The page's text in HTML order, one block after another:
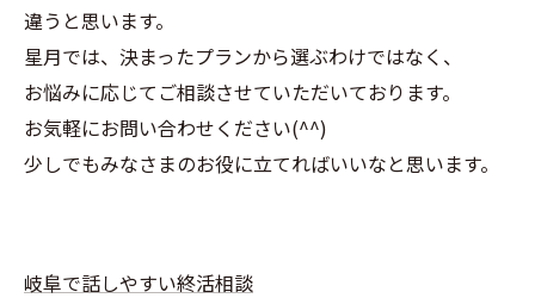
違うと思います。
星月では、決まったプランから選ぶわけではなく、
お悩みに応じてご相談させていただいております。
お気軽にお問い合わせください(^^)
少しでもみなさまのお役に立てればいいなと思います。
岐阜で話しやすい終活相談